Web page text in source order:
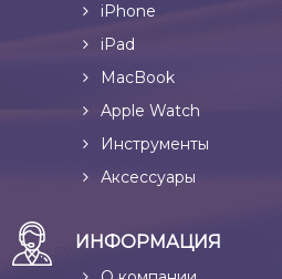
iPhone
iPad
MacBook
Apple Watch
Инструменты
Аксессуары
ИНФОРМАЦИЯ